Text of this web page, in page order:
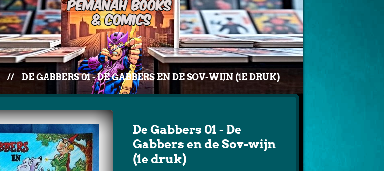
// DE GABBERS 01 - DE GABBERS EN DE SOV-WIJN (1E DRUK)
De Gabbers 01 - De
Gabbers en de Sov-wijn
(1e druk)